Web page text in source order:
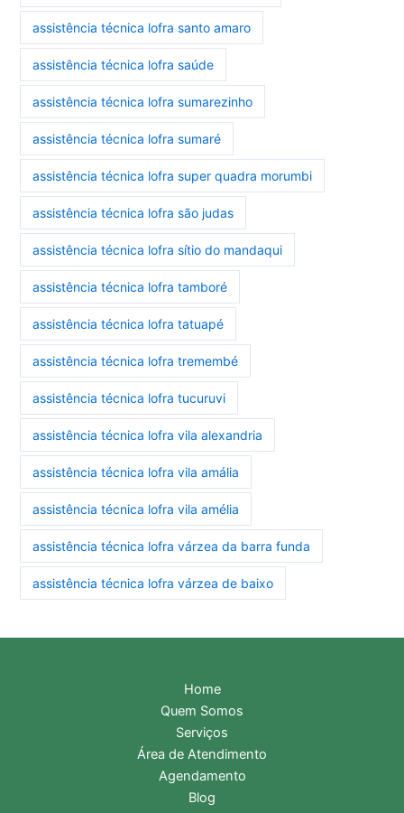
assistência técnica lofra santo amaro
assistência técnica lofra saúde
assistência técnica lofra sumarezinho
assistência técnica lofra sumaré
assistência técnica lofra super quadra morumbi
assistência técnica lofra são judas
assistência técnica lofra sítio do mandaqui
assistência técnica lofra tamboré
assistência técnica lofra tatuapé
assistência técnica lofra tremembé
assistência técnica lofra tucuruvi
assistência técnica lofra vila alexandria
assistência técnica lofra vila amália
assistência técnica lofra vila amélia
assistência técnica lofra várzea da barra funda
assistência técnica lofra várzea de baixo
Home
Quem Somos
Serviços
Área de Atendimento
Agendamento
Blog